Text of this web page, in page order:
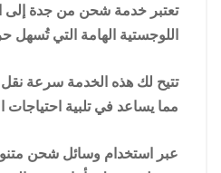
تعتبر خدمة شحن من جدة إلى
اللوجستية الهامة التي تُسهل
تتيح لك هذه الخدمة سرعة نقل
مما يساعد في تلبية احتياجات
عبر استخدام وسائل شحن